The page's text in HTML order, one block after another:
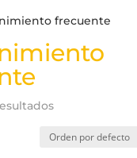
frecuente